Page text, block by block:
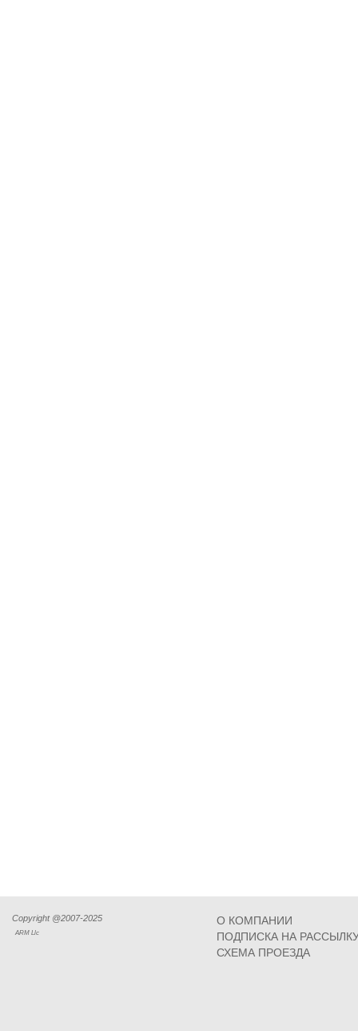
Copyright @2007-2025
ARM Llc
О КОМПАНИИ
ПОДПИСКА НА
СХЕМА ПРОЕЗДА